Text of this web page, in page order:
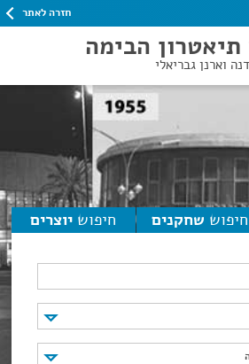
חזרה לאתר
תיאטרון הבימה
וארנן גבריאלי
חיפוש שחקנים חיפוש יוצרים